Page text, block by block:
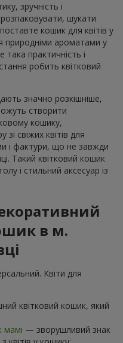
зручність і
розпаковувати, шукати
кошик для квітів у
природніми ароматами у
практичність і
робить квітковий
значно розкішніше,
створити
кошику,
свіжих квітів для
і фактури, що не завжди
Такий квітковий кошик
і стильний аксесуар із
в м.
Квіти для
квітковий кошик, який
мамі — зворушливий знак